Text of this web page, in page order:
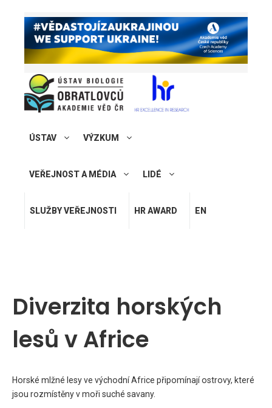
ÚSTAV VÝZKUM
VEŘEJNOST A MÉDIA LIDÉ
SLUŽBY VEŘEJNOSTI HR AWARD EN
Diverzita horských
lesů v Africe
Horské mlžné lesy ve východní Africe připomínají ostrovy, které
jsou rozmístěny v moři suché savany.